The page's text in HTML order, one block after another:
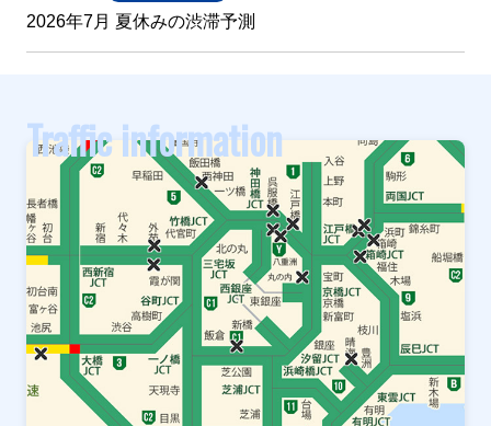
2026年7月 夏休みの渋滞予測
Traffic information